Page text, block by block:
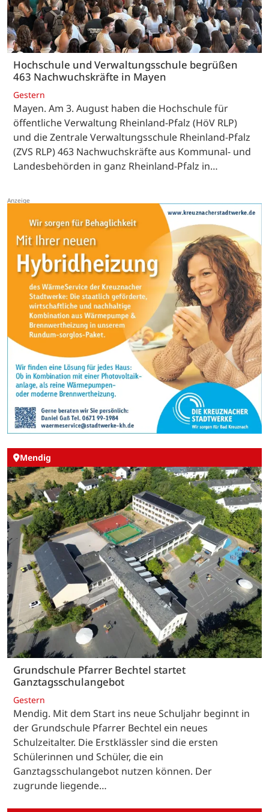
Hochschule und Verwaltungsschule begrüßen
463 Nachwuchskräfte in Mayen
Gestern
Mayen. Am 3. August haben die Hochschule für
öffentliche Verwaltung Rheinland-Pfalz (HöV RLP)
und die Zentrale Verwaltungsschule Rheinland-Pfalz
(ZVS RLP) 463 Nachwuchskräfte aus Kommunal- und
Landesbehörden in ganz Rheinland-Pfalz in…
Mendig
Grundschule Pfarrer Bechtel startet
Ganztagsschulangebot
Gestern
Mendig. Mit dem Start ins neue Schuljahr beginnt in
der Grundschule Pfarrer Bechtel ein neues
Schulzeitalter. Die Erstklässler sind die ersten
Schülerinnen und Schüler, die ein
Ganztagsschulangebot nutzen können. Der
zugrunde liegende…